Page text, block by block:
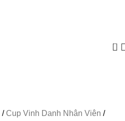
0
/ Cup Vinh Danh Nhân Viên /